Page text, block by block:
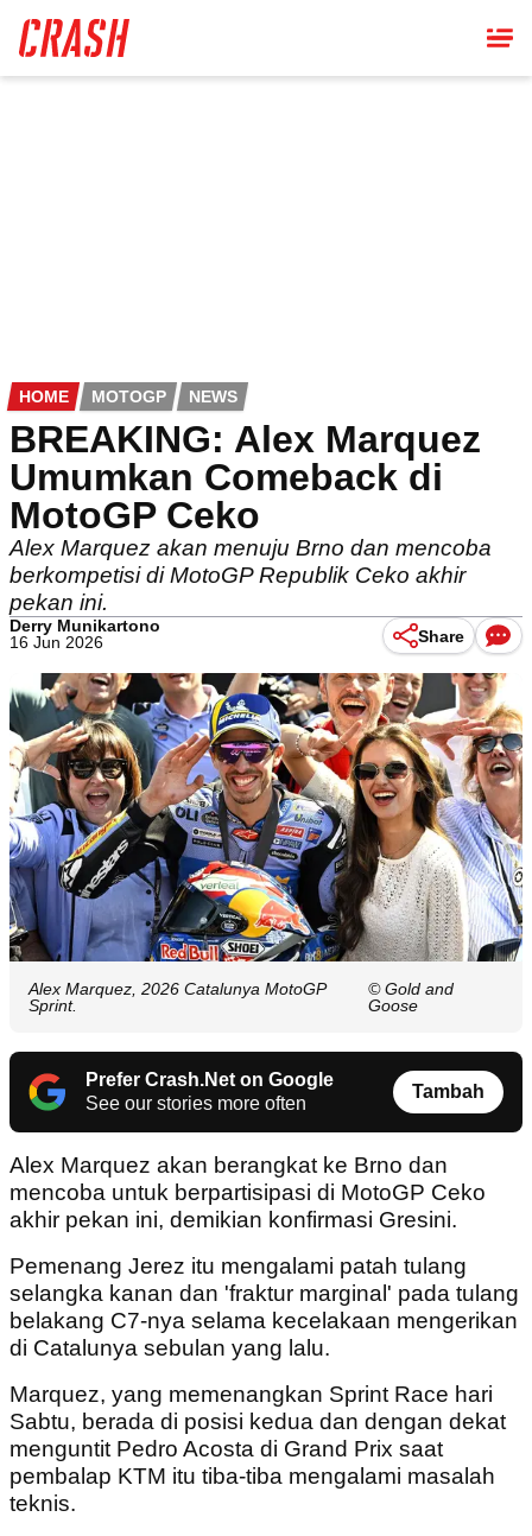
main
content
HOME MOTOGP NEWS
BREAKING: Alex Marquez
Umumkan Comeback di
MotoGP Ceko
Alex Marquez akan menuju Brno dan mencoba
berkompetisi di MotoGP Republik Ceko akhir
pekan ini.
Derry Munikartono
16 Jun 2026
Share
Alex Marquez, 2026 Catalunya MotoGP
Sprint.
© Gold and
Goose
Prefer Crash.Net on Google
See our stories more often
Tambah
Alex Marquez akan berangkat ke Brno dan
mencoba untuk berpartisipasi di MotoGP Ceko
akhir pekan ini, demikian konfirmasi Gresini.
Pemenang Jerez itu mengalami patah tulang
selangka kanan dan 'fraktur marginal' pada tulang
belakang C7-nya selama kecelakaan mengerikan
di Catalunya sebulan yang lalu.
Marquez, yang memenangkan Sprint Race hari
Sabtu, berada di posisi kedua dan dengan dekat
menguntit Pedro Acosta di Grand Prix saat
pembalap KTM itu tiba-tiba mengalami masalah
teknis.